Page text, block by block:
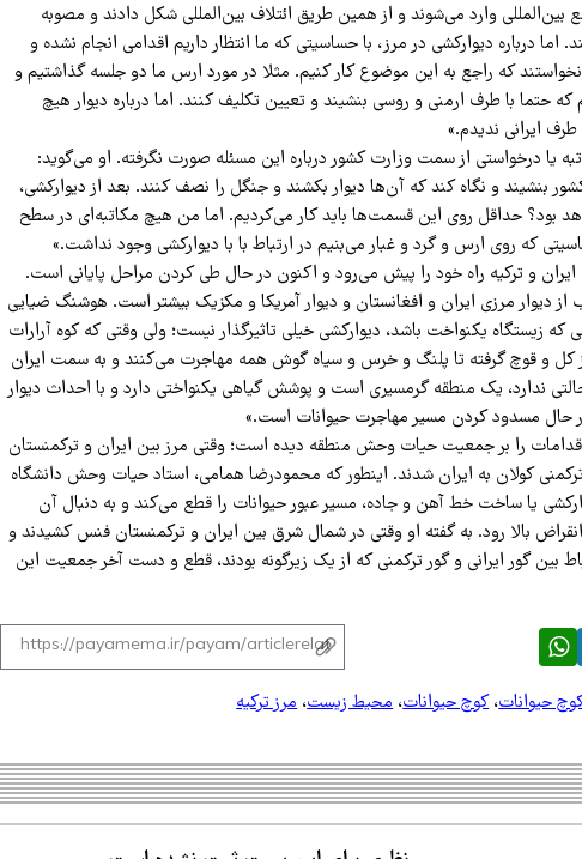
بین‌المللی وارد می‌شوند و از همین طریق ائتلاف بین‌المللی شکل دادند و مصوبه
درباره دیوارکشی در مرز، با حساسیتی که ما انتظار داریم اقدامی انجام نشده و
نخواستند که راجع به این موضوع کار کنیم. مثلا در مورد ارس ما دو جلسه گذاشتیم و
که حتما با طرف ارمنی و روسی بنشیند و تعیین تکلیف کنند. اما درباره دیوار هیچ
ایرانی ندیدم.»
یا درخواستی از سمت وزارت کشور درباره این مسئله صورت نگرفته. او می‌گوید:‌
بنشیند و نگاه کند که آن‌ها دیوار بکشند و جنگل را نصف کنند. بعد از دیوارکشی،
حداقل روی این قسمت‌ها باید کار می‌کردیم. اما من هیچ مکاتبه‌ای در سطح
که روی ارس و گرد و غبار می‌بنیم در ارتباط با با دیوارکشی وجود نداشت.»
ایران و ترکیه راه خود را پیش می‌رود و اکنون در حال طی کردن مراحل پایانی است.
از دیوار مرزی ایران و افغانستان و دیوار آمریکا و مکزیک بیشتر است. هوشنگ ضیایی
که زیستگاه یکنواخت باشد، دیوارکشی خیلی تاثیرگذار نیست؛ ولی وقتی که کوه آرارات
کل و قوچ گرفته تا پلنگ و خرس و سیاه گوش همه مهاجرت می‌کنند و به سمت ایران
ندارد، یک منطقه گرمسیری است و پوشش گیاهی یکنواختی دارد و با احداث دیوار
در حال مسدود کردن مسیر مهاجرت حیوانات است.»
اقدامات را بر جمعیت حیات وحش منطقه دیده است؛ وقتی مرز بین ایران و ترکمنستان
کولان به ایران شدند. اینطور که محمودرضا همامی، استاد حیات وحش دانشگاه
یا ساخت خط آهن و جاده‌، مسیر عبور حیوانات را قطع می‌کند و به دنبال آن
بالا رود. به گفته او وقتی در شمال شرق بین ایران و ترکمنستان فنس کشیدند و
بین گور ایرانی و گور ترکمنی که از یک زیرگونه بودند، قطع و دست آخر جمعیت این
حیوانات،کوچ حیوانات،محیط زیست،مرز ترکیه